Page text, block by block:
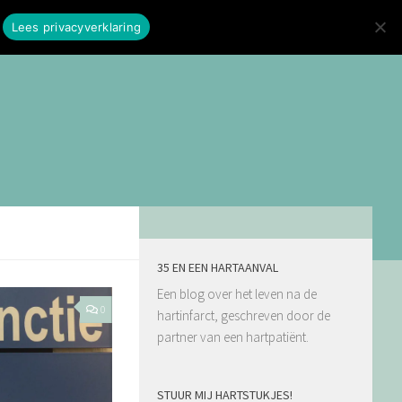
0
35 EN EEN HARTAANVAL
Een blog over het leven na de
hartinfarct, geschreven door de
partner van een hartpatiënt.
STUUR MIJ HARTSTUKJES!
Lees privacyverklaring